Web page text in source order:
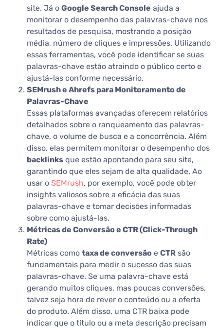
site. Já o Google Search Console ajuda a
monitorar o desempenho das palavras-chave nos
resultados de pesquisa, mostrando a posição
média, número de cliques e impressões. Utilizando
essas ferramentas, você pode identificar se suas
palavras-chave estão atraindo o público certo e
ajustá-las conforme necessário.
SEMrush e Ahrefs para Monitoramento de
Palavras-Chave
Essas plataformas avançadas oferecem relatórios
detalhados sobre o ranqueamento das palavras-
chave, o volume de busca e a concorrência. Além
disso, elas permitem monitorar o desempenho dos
backlinks que estão apontando para seu site,
garantindo que eles sejam de alta qualidade. Ao
usar o SEMrush, por exemplo, você pode obter
insights valiosos sobre a eficácia das suas
palavras-chave e tomar decisões informadas
sobre como ajustá-las.
Métricas de Conversão e CTR (Click-Through
Rate)
Métricas como taxa de conversão e CTR são
fundamentais para medir o sucesso das suas
palavras-chave. Se uma palavra-chave está
gerando muitos cliques, mas poucas conversões,
talvez seja hora de rever o conteúdo ou a oferta
do produto. Além disso, uma CTR baixa pode
indicar que o título ou a meta descrição precisam